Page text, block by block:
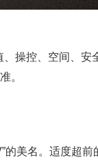
操控、空间、
。
的美名。适度超